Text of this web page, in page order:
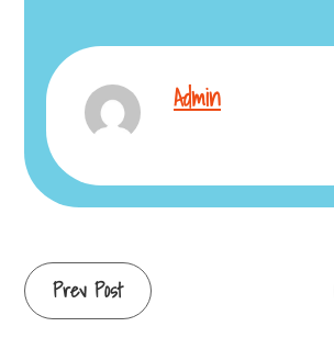
Admin
Continue
Prev Post